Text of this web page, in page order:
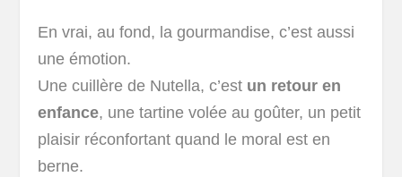
En vrai, au fond, la gourmandise, c’est aussi
une émotion.
Une cuillère de Nutella, c’est un retour en
enfance, une tartine volée au goûter, un petit
plaisir réconfortant quand le moral est en
berne.